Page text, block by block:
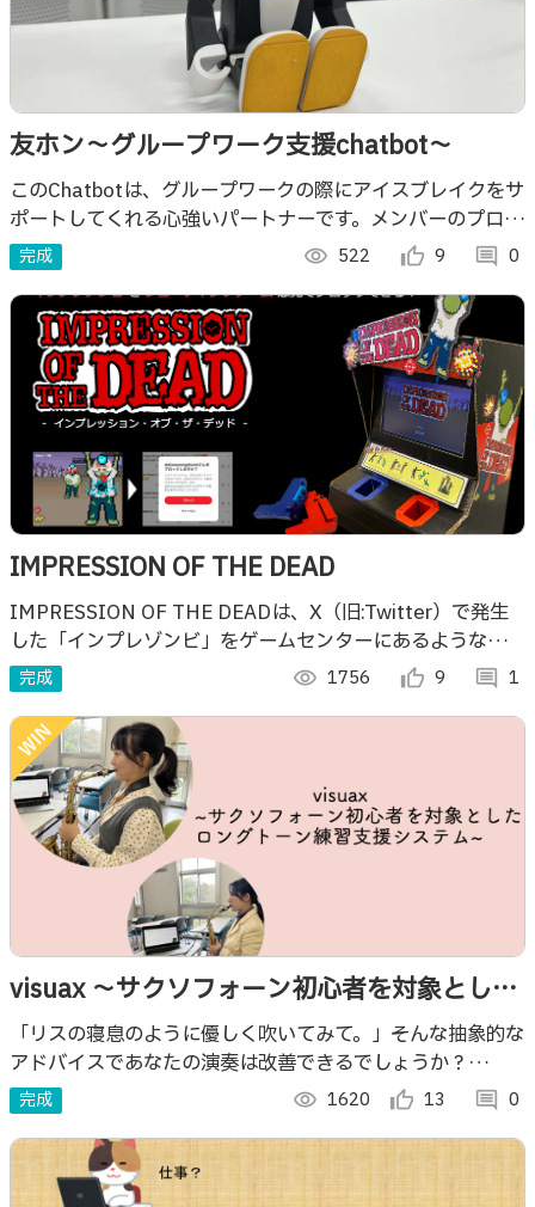
友ホン～グループワーク支援chatbot～
このChatbotは、グループワークの際にアイスブレイクをサ
ポートしてくれる心強いパートナーです。メンバーのプロフ
ィールをもとに話題を提案し、自然な会話のきっかけを作り
ます。
完成 visibility 522 thumb_up_alt 9 comment 0
IMPRESSION OF THE DEAD
IMPRESSION OF THE DEADは、X（旧:Twitter）で発生
した「インプレゾンビ」をゲームセンターにあるようなシュ
ーティングゲーム風のUIでブロックすることができる作品
です。
完成 visibility 1756 thumb_up_alt 9 comment 1
visuax 〜サクソフォーン初心者を対象とした
ロングトーン練習支援システム〜
「リスの寝息のように優しく吹いてみて。」そんな抽象的な
アドバイスであなたの演奏は改善できるでしょうか？
visuaxなら息の強さや風速などの息情報をもとに演奏を評
価するので、課題が一目で分かります！
完成 visibility 1620 thumb_up_alt 13 comment 0